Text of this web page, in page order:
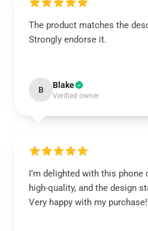
The product matches the
Strongly endorse it.
B Blake
Verified owner
I’m delighted with this phone
high-quality, and the design
Very happy with my purchase!